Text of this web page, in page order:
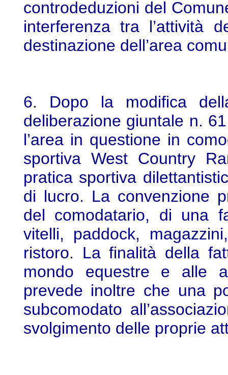
controdeduzioni del
interferenza tra l’attività
destinazione dell’area
6. Dopo la modifica
deliberazione giuntale n.
l’area in questione in
sportiva West Country
pratica sportiva
di lucro. La convenzione
del comodatario, di una
vitelli, paddock,
ristoro. La finalità della
mondo equestre e alle
prevede inoltre che una
subcomodato
svolgimento delle proprie